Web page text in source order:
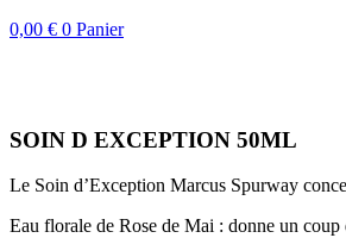
0,00 € 0 Panier
SOIN D EXCEPTION 50ML
Le Soin d’Exception Marcus Spurway
Eau florale de Rose de Mai : donne un coup